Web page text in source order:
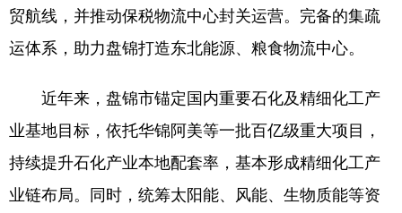
贸航线，并推动保税物流中心封关运营。完备的集疏
运体系，助力盘锦打造东北能源、粮食物流中心。
近年来，盘锦市锚定国内重要石化及精细化工产
业基地目标，依托华锦阿美等一批百亿级重大项目，
持续提升石化产业本地配套率，基本形成精细化工产
业链布局。同时，统筹太阳能、风能、生物质能等资